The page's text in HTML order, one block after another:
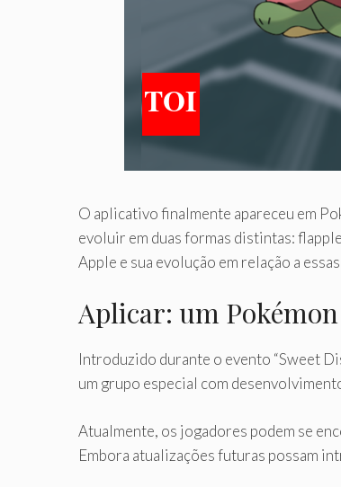
O aplicativo finalmente apareceu em
evoluir em duas formas distintas:
Apple e sua evolução em relação a
Aplicar: um
Introduzido durante o evento “Sweet
um grupo especial com
Atualmente, os jogadores podem se
Embora atualizações futuras possam